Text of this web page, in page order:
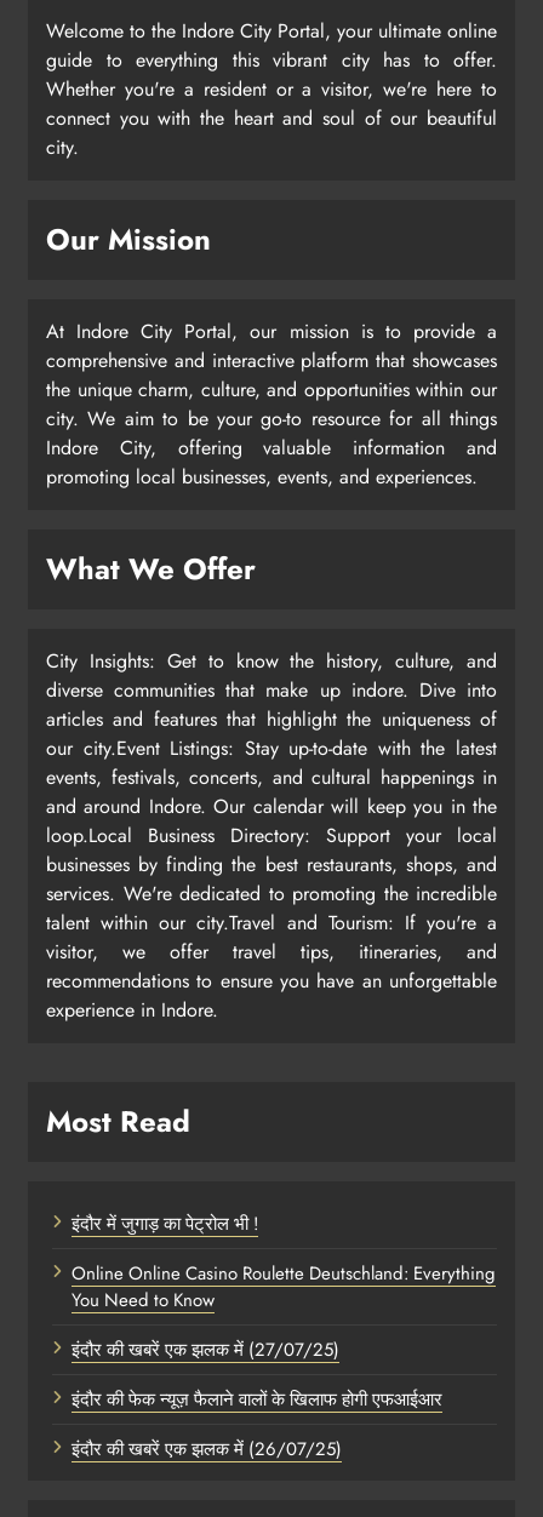
Welcome to the Indore City Portal, your ultimate online
guide to everything this vibrant city has to offer.
Whether you're a resident or a visitor, we're here to
connect you with the heart and soul of our beautiful
city.
Our Mission
At Indore City Portal, our mission is to provide a
comprehensive and interactive platform that showcases
the unique charm, culture, and opportunities within our
city. We aim to be your go-to resource for all things
Indore City, offering valuable information and
promoting local businesses, events, and experiences.
What We Offer
City Insights: Get to know the history, culture, and
diverse communities that make up indore. Dive into
articles and features that highlight the uniqueness of
our city.Event Listings: Stay up-to-date with the latest
events, festivals, concerts, and cultural happenings in
and around Indore. Our calendar will keep you in the
loop.Local Business Directory: Support your local
businesses by finding the best restaurants, shops, and
services. We're dedicated to promoting the incredible
talent within our city.Travel and Tourism: If you're a
visitor, we offer travel tips, itineraries, and
recommendations to ensure you have an unforgettable
experience in Indore.
Most Read
इंदौर में जुगाड़ का पेट्रोल भी !
Online Online Casino Roulette Deutschland: Everything
You Need to Know
इंदौर की खबरें एक झलक में (27/07/25)
इंदौर की फेक न्यूज़ फैलाने वालों के खिलाफ होगी एफआईआर
इंदौर की खबरें एक झलक में (26/07/25)